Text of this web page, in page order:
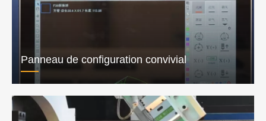
Panneau de configuration convivial